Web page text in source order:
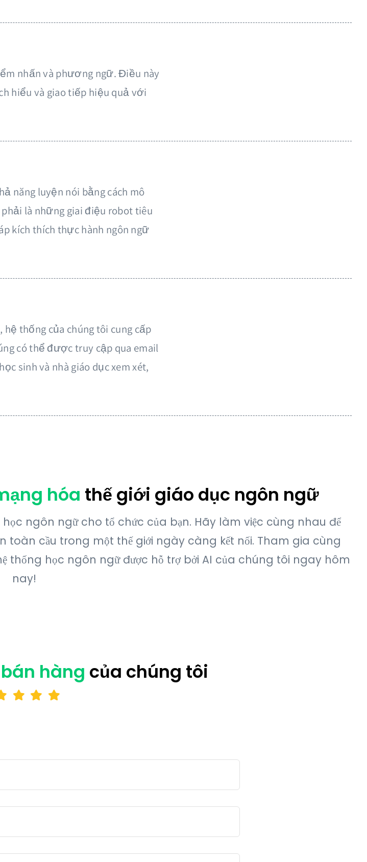
nhấn và phương ngữ. Điều này
hiểu và giao tiếp hiệu quả với
năng luyện nói bằng cách mô
là những giai điệu robot tiêu
kích thích thực hành ngôn ngữ
thống của chúng tôi cung cấp
có thể được truy cập qua email
sinh và nhà giáo dục xem xét,
hóa thế giới giáo dục ngôn ngữ
ngôn ngữ cho tổ chức của bạn. Hãy làm việc cùng nhau để
toàn cầu trong một thế giới ngày càng kết nối. Tham gia cùng
học ngôn ngữ được hỗ trợ bởi AI của chúng tôi ngay hôm
nay!
bán hàng của chúng tôi
Chọn một ngôn ngữ
Ngôn ngữ mẹ đẻ của bạn là gì?
Gia
ngôn
ngữ
BẮT ĐẦU DÙNG THỬ MIỄN PHÍ